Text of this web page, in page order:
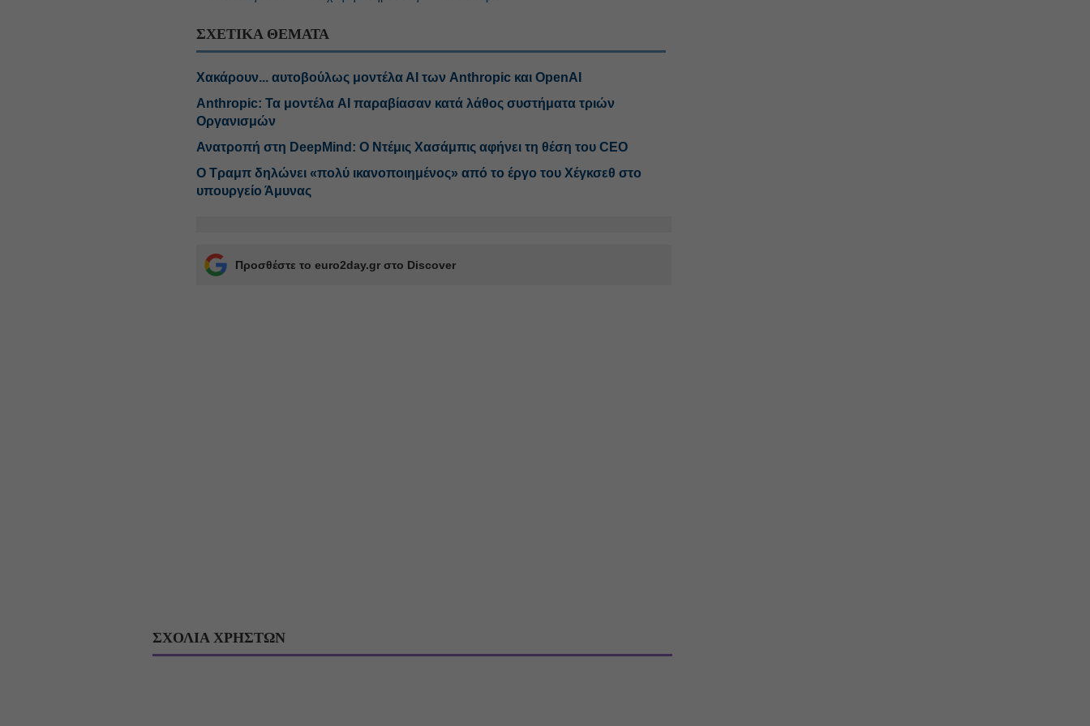
ΣΧΕΤΙΚΑ ΘΕΜΑΤΑ
Χακάρουν... αυτοβούλως μοντέλα ΑΙ των Anthropic και OpenAI
Anthropic: Τα μοντέλα AI παραβίασαν κατά λάθος συστήματα τριών
Οργανισμών
Ανατροπή στη DeepMind: Ο Ντέμις Χασάμπις αφήνει τη θέση του CEO
O Τραμπ δηλώνει «πολύ ικανοποιημένος» από το έργο του Χέγκσεθ στο
υπουργείο Άμυνας
Προσθέστε το euro2day.gr στο Discover
ΣΧΟΛΙΑ ΧΡΗΣΤΩΝ